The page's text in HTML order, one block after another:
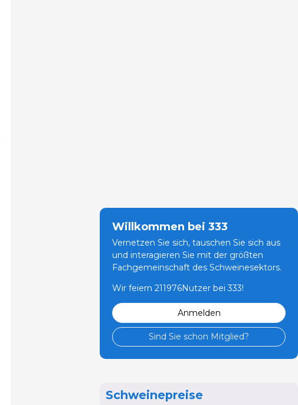
Willkommen bei 333
Vernetzen Sie sich, tauschen Sie sich aus
und interagieren Sie mit der größten
Fachgemeinschaft des Schweinesektors.
Wir feiern 211976Nutzer bei 333!
Anmelden
Sind Sie schon Mitglied?
Schweinepreise